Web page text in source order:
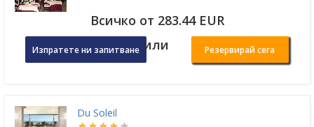
Всичко от 283.44 EUR
Изпратете ни запитване или Резервирай сега
Du Soleil